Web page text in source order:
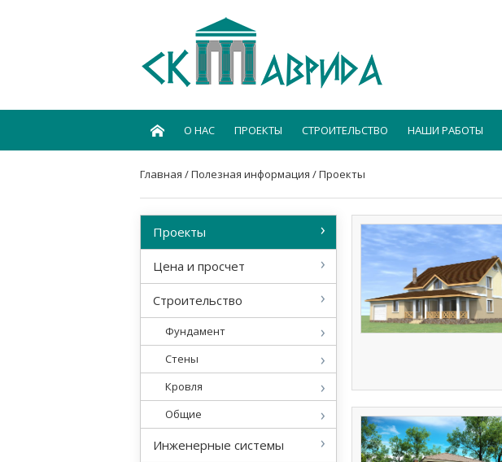
О НАС ПРОЕКТЫ СТРОИТЕЛЬСТВО НАШИ РАБОТЫ
Главная /Полезная информация /Проекты
Проекты
Цена и просчет
Строительство
Фундамент
Стены
Кровля
Общие
Инженерные системы